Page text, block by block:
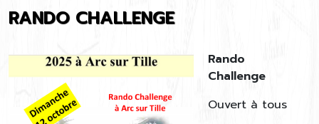
RANDO CHALLENGE
Rando
Challenge
Ouvert à tous